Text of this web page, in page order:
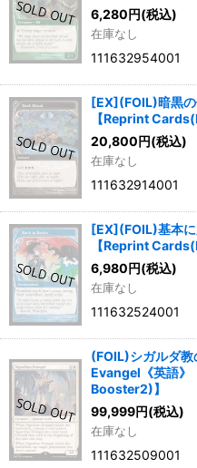
6,280円(税込)
在庫なし
111632954001
[EX](FOIL)暗黒
【Reprint
20,800円(税込)
在庫なし
111632914001
[EX](FOIL)基本
【Reprint
6,980円(税込)
在庫なし
111632524001
(FOIL)シガルダ
Evangel《英語
Booster2)】
99,999円(税込)
在庫なし
111632509001